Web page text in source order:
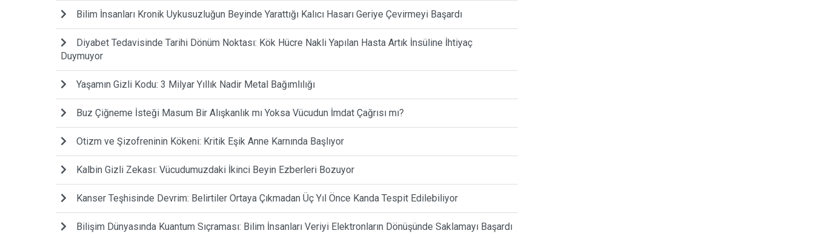
Bilim İnsanları Kronik Uykusuzluğun Beyinde Yarattığı Kalıcı Hasarı Geriye Çevirmeyi Başardı
Diyabet Tedavisinde Tarihi Dönüm Noktası: Kök Hücre Nakli Yapılan Hasta Artık İnsüline İhtiyaç
Duymuyor
Yaşamın Gizli Kodu: 3 Milyar Yıllık Nadir Metal Bağımlılığı
Buz Çiğneme İsteği Masum Bir Alışkanlık mı Yoksa Vücudun İmdat Çağrısı mı?
Otizm ve Şizofreninin Kökeni: Kritik Eşik Anne Karnında Başlıyor
Kalbin Gizli Zekası: Vücudumuzdaki İkinci Beyin Ezberleri Bozuyor
Kanser Teşhisinde Devrim: Belirtiler Ortaya Çıkmadan Üç Yıl Önce Kanda Tespit Edilebiliyor
Bilişim Dünyasında Kuantum Sıçraması: Bilim İnsanları Veriyi Elektronların Dönüşünde Saklamayı Başardı